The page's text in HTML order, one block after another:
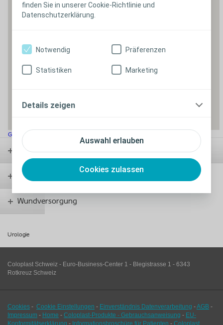
finden Sie in unserer Cookie-Richtlinie und
Datenschutzerklärung.
Auswahl erlauben
Cookies zulassen
Notwendig Präferenzen
Statistiken Marketing
Details zeigen
Größere Kartenansicht
Stomaversorgung
Kontinenzversorgung
Wundversorgung
Urologie
Coloplast Schweiz - Euro-Business-Center 1 - Blegistrasse 1 - 6343
Rotkreuz Schweiz
Cookies - Cookie Einstellungen - Einverständnis Datenverarbeitung -AGB -
Impressum - Home - Coloplast-Produkte - Gebrauchsanweisung - EU-
Konformitätserklärung - Informationsbroschüre für Patienten - Coloplast